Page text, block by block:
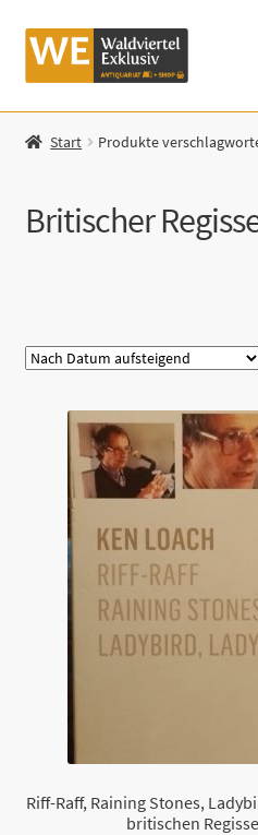
Zur
Navigation
Zum
Inhalt
Startseite
Mein Konto
Zur Waldviertel Exklusiv-
Start Produkte
Britischer
Riff-Raff, Raining Stones,
britischen